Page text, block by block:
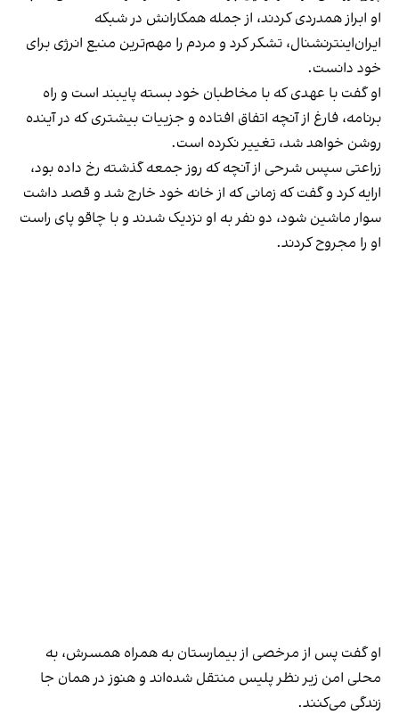
او ابراز همدردی کردند، از جمله همکارانش در شبکه
ایران‌اینترنشنال، تشکر کرد و مردم را مهم‌ترین منبع انرژی برای
خود دانست.
او گفت با عهدی که با مخاطبان خود بسته پایبند است و راه
برنامه، فارغ از آنچه اتفاق افتاده و جزییات بیشتری که در آینده
روشن خواهد شد، تغییر نکرده است.
زراعتی سپس شرحی از آنچه که روز جمعه گذشته رخ داده بود،
ارایه کرد و گفت که زمانی که از خانه خود خارج شد و قصد داشت
سوار ماشین شود، دو نفر به او نزدیک شدند و با چاقو پای راست
او را مجروح کردند.
او گفت پس از مرخصی از بیمارستان به همراه همسرش، به
محلی امن زیر نظر پلیس منتقل شده‌اند و هنوز در همان جا
زندگی می‌کنند.